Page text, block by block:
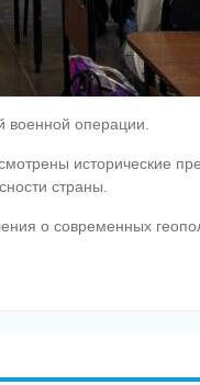
военной операции.
исторические
страны.
о современных